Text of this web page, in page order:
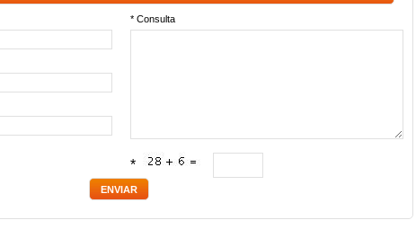
* Consulta
*